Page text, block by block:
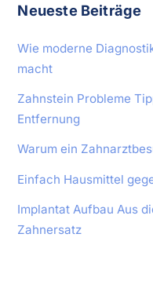
Neueste Beiträge
Wie moderne
macht
Zahnstein Probleme
Entfernung
Warum ein
Einfach Hausmittel
Implantat Aufbau Aus
Zahnersatz